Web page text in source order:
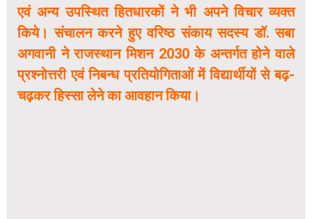
एवं अन्य उपस्थित हितधारकों ने भी अपने विचार व्यक्त
किये। संचालन करने हुए वरिष्ठ संकाय सदस्य डॉ. सबा
अगवानी ने राजस्थान मिशन 2030 के अन्तर्गत होने वाले
प्रश्नोत्तरी एवं निबन्ध प्रतियोगिताओं में विद्यार्थीयों से बढ़-
चढ़कर हिस्सा लेने का आवहान किया।